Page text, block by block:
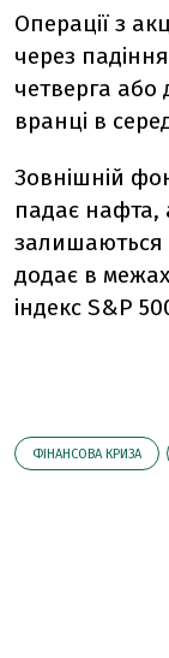
Операції з
через
четверга
вранці в
Зовнішній
падає нафта,
залишаються
додає в
індекс S&P
ФІНАНСОВА КРИЗА